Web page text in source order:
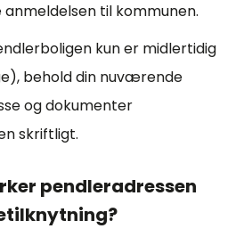
til kommunen.
kun er midlertidig
behold din nuværende
og dokumenter
skriftligt.
pendleradressen